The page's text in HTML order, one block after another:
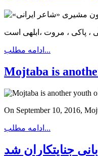
، پاکی ، مروت ،ابلهی است
ادامه مطلب...
Mojtaba is
On September 10, 2016,
ادامه مطلب...
جنایتکاران شد